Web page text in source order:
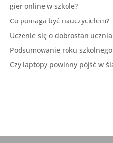
gier online w szkole?
Co pomaga być nauczycielem?
Uczenie się o dobrostan ucznia
Podsumowanie roku
Czy laptopy powinny pójść w